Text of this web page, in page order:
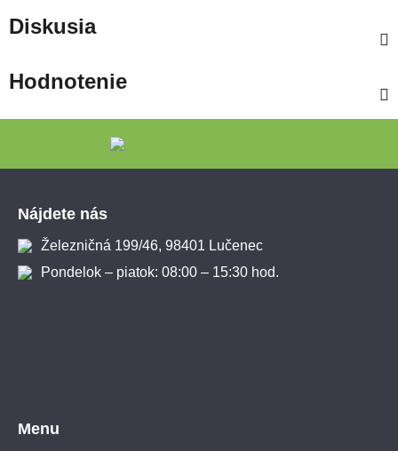
Diskusia
Hodnotenie
Nájdete nás
Železničná 199/46, 98401 Lučenec
Pondelok – piatok: 08:00 – 15:30 hod.
Menu